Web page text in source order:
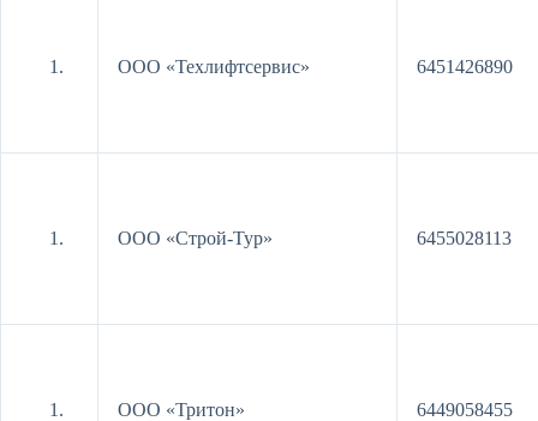
ООО «Техлифтсервис» 6451426890
ООО «Строй-Тур» 6455028113
ООО «Тритон» 6449058455